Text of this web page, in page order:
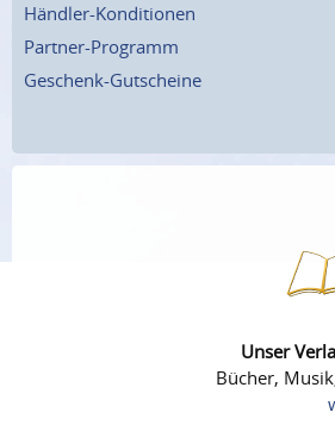
Händler-Konditionen
Partner-Programm
Geschenk-Gutscheine
Unser
Bücher,